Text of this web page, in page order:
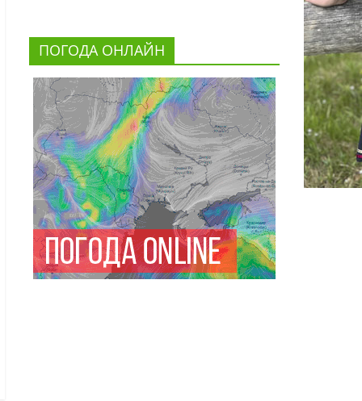
ПОГОДА ОНЛАЙН